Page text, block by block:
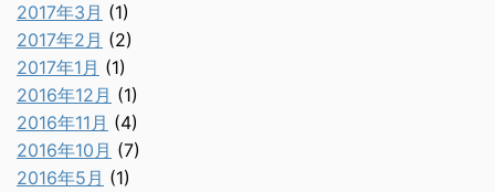
2017年3月 (1)
2017年2月 (2)
2017年1月 (1)
2016年12月 (1)
2016年11月 (4)
2016年10月 (7)
2016年5月 (1)